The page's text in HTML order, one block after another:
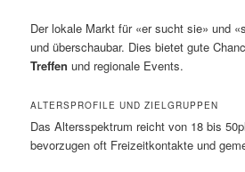
Der lokale Markt für «er sucht sie» und
und überschaubar. Dies bietet gute
Treffen und regionale Events.
ALTERSPROFILE UND ZIELGRUPPEN
Das Altersspektrum reicht von 18 bis
bevorzugen oft Freizeitkontakte und